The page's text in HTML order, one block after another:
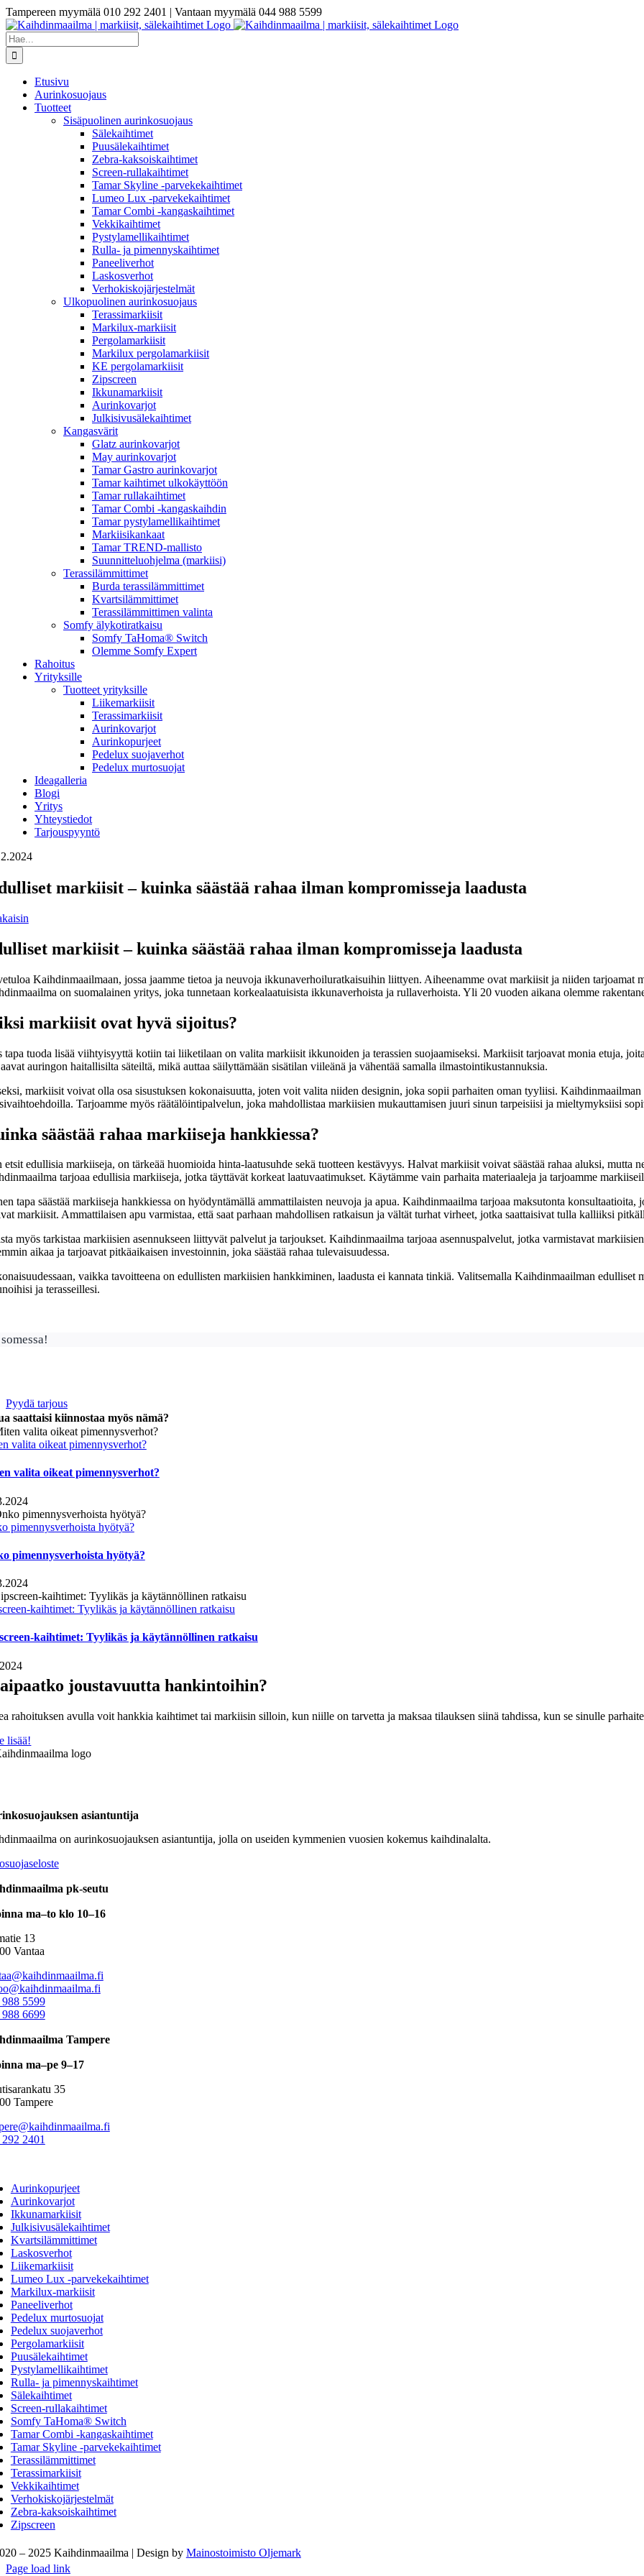
Skip
to
content
Tampereen myymälä 010 292 2401 | Vantaan myymälä 044 988 5599
Etsi
...
Etusivu
Aurinkosuojaus
Tuotteet
Sisäpuolinen aurinkosuojaus
Sälekaihtimet
Puusälekaihtimet
Zebra-kaksoiskaihtimet
Screen-rullakaihtimet
Tamar Skyline -parvekekaihtimet
Lumeo Lux -parvekekaihtimet
Tamar Combi -kangaskaihtimet
Vekkikaihtimet
Pystylamellikaihtimet
Rulla- ja pimennyskaihtimet
Paneeliverhot
Laskosverhot
Verhokiskojärjestelmät
Ulkopuolinen aurinkosuojaus
Terassimarkiisit
Markilux-markiisit
Pergolamarkiisit
Markilux pergolamarkiisit
KE pergolamarkiisit
Zipscreen
Ikkunamarkiisit
Aurinkovarjot
Julkisivusälekaihtimet
Kangasvärit
Glatz aurinkovarjot
May aurinkovarjot
Tamar Gastro aurinkovarjot
Tamar kaihtimet ulkokäyttöön
Tamar rullakaihtimet
Tamar Combi -kangaskaihdin
Tamar pystylamellikaihtimet
Markiisikankaat
Tamar TREND-mallisto
Suunnitteluohjelma (markiisi)
Terassilämmittimet
Burda terassilämmittimet
Kvartsilämmittimet
Terassilämmittimen valinta
Somfy älykotiratkaisu
Somfy TaHoma® Switch
Olemme Somfy Expert
Rahoitus
Yrityksille
Tuotteet yrityksille
Liikemarkiisit
Terassimarkiisit
Aurinkovarjot
Aurinkopurjeet
Pedelux suojaverhot
Pedelux murtosuojat
Ideagalleria
Blogi
Yritys
Yhteystiedot
Tarjouspyyntö
markiisit – kuinka säästää rahaa ilman kompromisseja laadusta
markiisit – kuinka säästää rahaa ilman kompromisseja laadusta
Kaihdinmaailmaan, jossa jaamme tietoa ja neuvoja ikkunaverhoiluratkaisuihin liittyen. Aiheenamme ovat markiisit ja niiden tarjoamat
on suomalainen yritys, joka tunnetaan korkealaatuisista ikkunaverhoista ja rullaverhoista. Yli 20 vuoden aikana olemme
markiisit ovat hyvä sijoitus?
tapa tuoda lisää viihtyisyyttä kotiin tai liiketilaan on valita markiisit ikkunoiden ja terassien suojaamiseksi. Markiisit tarjoavat monia etuja,
auringon haitallisilta säteiltä, mikä auttaa säilyttämään sisätilan viileänä ja vähentää samalla ilmastointikustannuksia.
markiisit voivat olla osa sisustuksen kokonaisuutta, joten voit valita niiden designin, joka sopii parhaiten oman tyyliisi.
Tarjoamme myös räätälöintipalvelun, joka mahdollistaa markiisien mukauttamisen juuri sinun tarpeisiisi ja mieltymyksiisi
säästää rahaa markiiseja hankkiessa?
etsit edullisia markiiseja, on tärkeää huomioida hinta-laatusuhde sekä tuotteen kestävyys. Halvat markiisit voivat säästää rahaa aluksi, mutta
tarjoaa edullisia markiiseja, jotka täyttävät korkeat laatuvaatimukset. Käytämme vain parhaita materiaaleja ja tarjoamme
tapa säästää markiiseja hankkiessa on hyödyntämällä ammattilaisten neuvoja ja apua. Kaihdinmaailma tarjoaa maksutonta
markiisit. Ammattilaisen apu varmistaa, että saat parhaan mahdollisen ratkaisun ja vältät turhat virheet, jotka saattaisivat tulla kalliiksi
myös tarkistaa markiisien asennukseen liittyvät palvelut ja tarjoukset. Kaihdinmaailma tarjoaa asennuspalvelut, jotka varmistavat
aikaa ja tarjoavat pitkäaikaisen investoinnin, joka säästää rahaa tulevaisuudessa.
vaikka tavoitteena on edullisten markiisien hankkiminen, laadusta ei kannata tinkiä. Valitsemalla Kaihdinmaailman edulliset
ja terasseillesi.
Pyydä tarjous
saattaisi kiinnostaa myös nämä?
valita oikeat pimennysverhot?
valita oikeat pimennysverhot?
pimennysverhoista hyötyä?
pimennysverhoista hyötyä?
kaihtimet: Tyylikäs ja käytännöllinen ratkaisu
kaihtimet: Tyylikäs ja käytännöllinen ratkaisu
joustavuutta hankintoihin?
rahoituksen avulla voit hankkia kaihtimet tai markiisin silloin, kun niille on tarvetta ja maksaa tilauksen siinä tahdissa, kun se sinulle
lisää!
asiantuntija
on aurinkosuojauksen asiantuntija, jolla on useiden kymmenien vuosien kokemus kaihdinalalta.
pk-seutu
ma–to klo 10–16
13
Vantaa
5599
6699
Tampere
ma–pe 9–17
35
Tampere
2401
Aurinkopurjeet
Aurinkovarjot
Ikkunamarkiisit
Julkisivusälekaihtimet
Kvartsilämmittimet
Laskosverhot
Liikemarkiisit
Lumeo Lux -parvekekaihtimet
Markilux-markiisit
Paneeliverhot
Pedelux murtosuojat
Pedelux suojaverhot
Pergolamarkiisit
Puusälekaihtimet
Pystylamellikaihtimet
Rulla- ja pimennyskaihtimet
Sälekaihtimet
Screen-rullakaihtimet
Somfy TaHoma® Switch
Tamar Combi -kangaskaihtimet
Tamar Skyline -parvekekaihtimet
Terassilämmittimet
Terassimarkiisit
Vekkikaihtimet
Verhokiskojärjestelmät
Zebra-kaksoiskaihtimet
Zipscreen
– 2025 Kaihdinmaailma | Design by Mainostoimisto Oljemark
Page load link